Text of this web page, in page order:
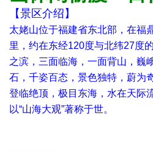
【景区介绍】
太姥山位于福建省东北部，在福
里，约在东经120度与北纬27度
之滨，三面临海，一面背山，巍
石，千姿百态，景色独特，蔚为
登临绝顶，极目东海，水在天际
以“山海大观”著称于世。